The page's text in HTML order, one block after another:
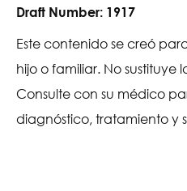
Draft Number: 1917
Este contenido se creó
hijo o familiar. No
Consulte con su médico
diagnóstico, tratamiento y